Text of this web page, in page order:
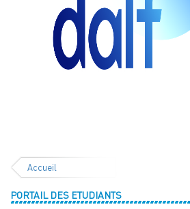
Accueil
PORTAIL DES ETUDIANTS